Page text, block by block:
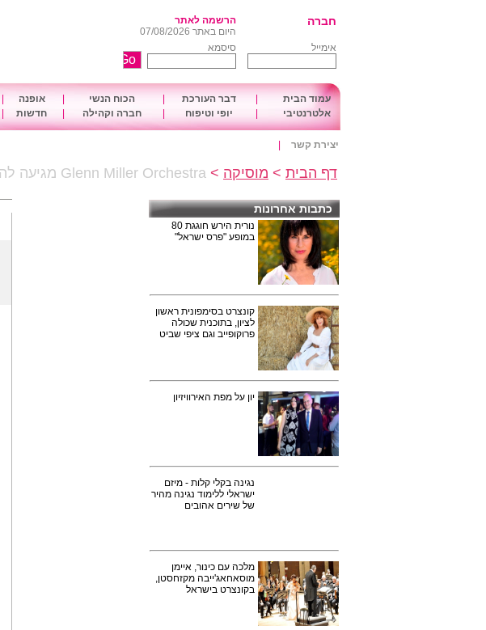
חברה
הרשמה לאתר
היום באתר 07/08/2026
אימייל
סיסמא
עמוד הבית דבר העורכת הכוח הנשי אופנה
אלטרנטיבי
יופי וטיפוח חברה וקהילה חדשות
יצירת קשר
דף הבית > מוסיקה > Glenn Miller Orchestra מגיעה להופעות בישראל
כתבות אחרונות
נורית הירש חוגגת 80
במופע "פרס ישראל"
קונצרט בסימפונית ראשון
לציון, בתוכנית שכולה
פרוקופייב וגם ציפי שביט
יון על מפת האירוויזיון
נגינה בקלי קלות - מיזם
ישראלי ללימוד נגינה מהיר
של שירים אהובים
מלכה עם כינור, איימן
מוסאחאג'ייבה מקזחסטן,
בקונצרט בישראל